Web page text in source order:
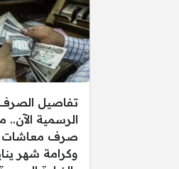
تفاصيل
الرسمية الآن..
صرف معاشات